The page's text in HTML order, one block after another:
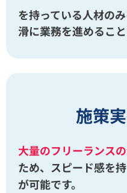
を持っている人材の
滑に業務を進めること
施策
大量のフリーランス
ため、スピード感を
が可能です。